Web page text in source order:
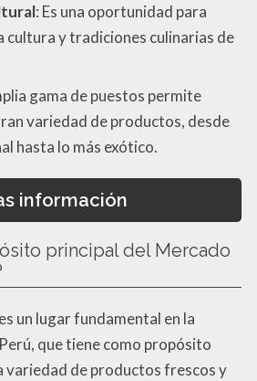
: Es una oportunidad para
cultura y tradiciones culinarias de
gama de puestos permite
variedad de productos, desde
hasta lo más exótico.
información
principal del Mercado
un lugar fundamental en la
que tiene como propósito
variedad de productos frescos y